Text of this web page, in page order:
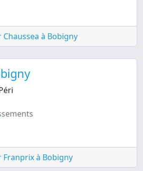
à Bobigny
Franprix à Bobigny